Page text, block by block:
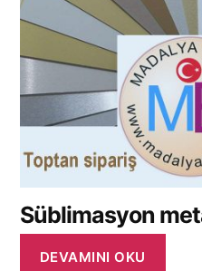
Süblimasyon
DEVAMINI OKU